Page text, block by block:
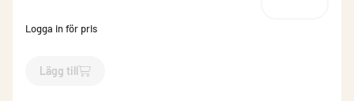
Logga in för pris
Lägg till
`$Lägg till